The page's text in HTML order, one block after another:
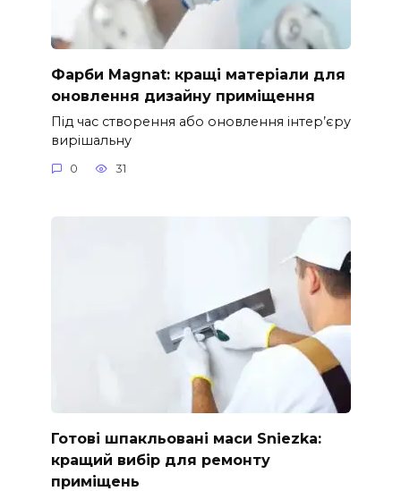
Фарби Magnat: кращі матеріали для
оновлення дизайну приміщення
Під час створення або оновлення інтер’єру
вирішальну
0 31
Готові шпакльовані маси Sniezka:
кращий вибір для ремонту
приміщень